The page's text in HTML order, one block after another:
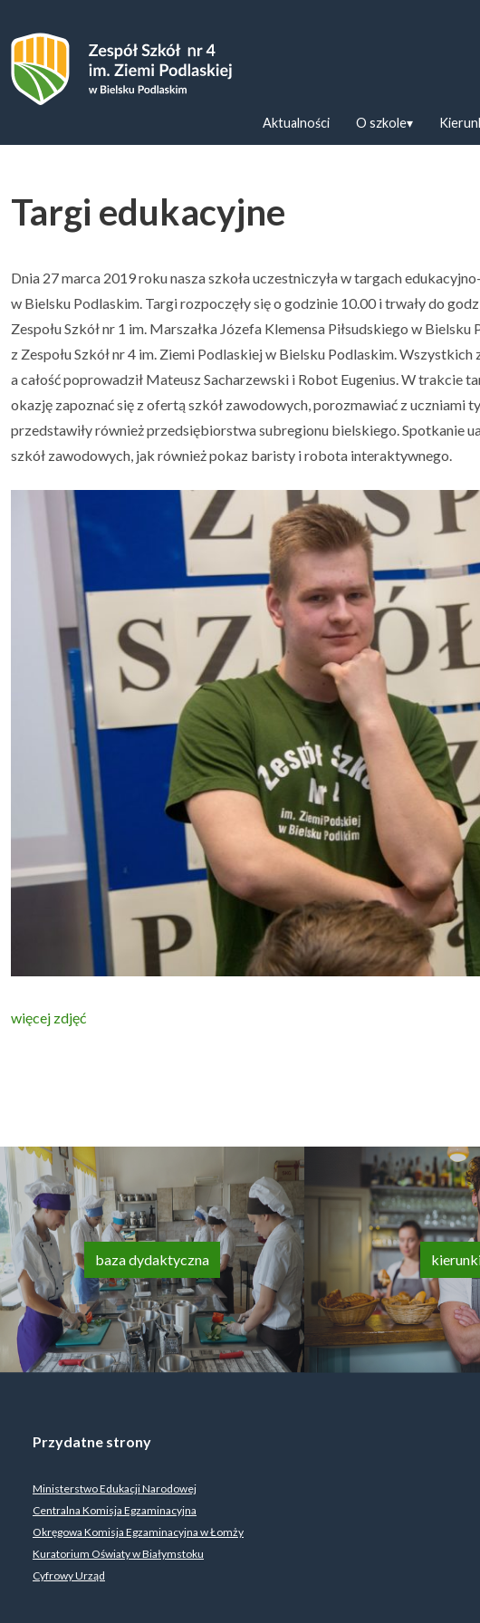
Zespoł Szkół nr 4 im. Ziemi Podlaskiej
Aktualności O szkole
Targi edukacyjne
Dnia 27 marca 2019 roku nasza szkoła uczestniczyła w targach
w Bielsku Podlaskim. Targi rozpoczęły się o godzinie 10.00 i trwały do
Zespołu Szkół nr 1 im. Marszałka Józefa Klemensa Piłsudskiego w
z Zespołu Szkół nr 4 im. Ziemi Podlaskiej w Bielsku Podlaskim.
a całość poprowadził Mateusz Sacharzewski i Robot Eugenius. W
okazję zapoznać się z ofertą szkół zawodowych, porozmawiać z uczniami
przedstawiły również przedsiębiorstwa subregionu bielskiego. Spotkanie
szkół zawodowych, jak również pokaz baristy i robota interaktywnego.
więcej zdjęć
baza dydaktyczna
Przydatne strony
Ministerstwo Edukacji Narodowej
Centralna Komisja Egzaminacyjna
Okręgowa Komisja Egzaminacyjna w Łomży
Kuratorium Oświaty w Białymstoku
Cyfrowy Urząd